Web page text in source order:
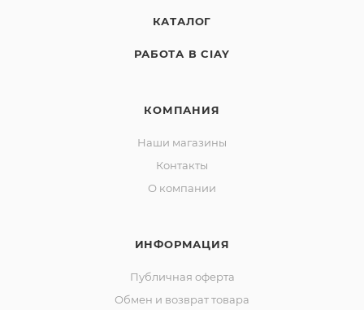
КАТАЛОГ
РАБОТА В CIAY
КОМПАНИЯ
Наши магазины
Контакты
О компании
ИНФОРМАЦИЯ
Публичная оферта
Обмен и возврат товара